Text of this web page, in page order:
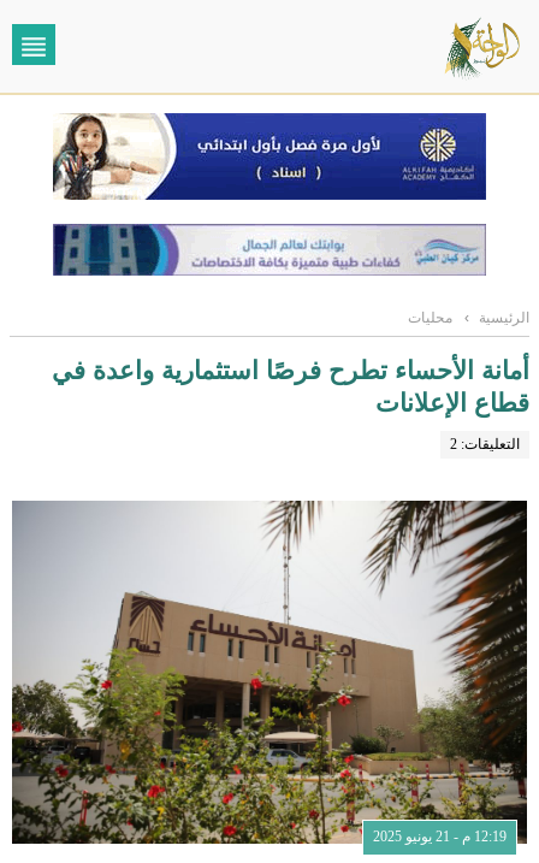
الرئيسية › محليات
أمانة الأحساء تطرح فرصًا استثمارية واعدة في
قطاع الإعلانات
التعليقات: 2
12:19 م - 21 يونيو 2025